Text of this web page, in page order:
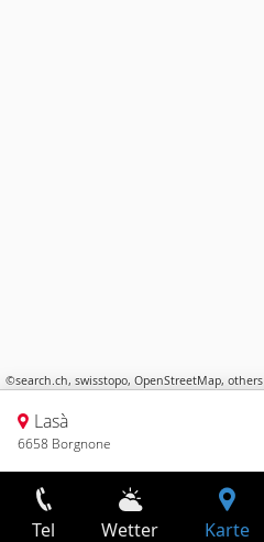
©search.ch, swisstopo, OpenStreetMap, others
Lasà
6658 Borgnone
Tel Wetter Karte